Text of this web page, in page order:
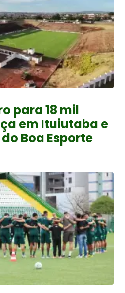
para 18 mil
em Ituiutaba e
Boa Esporte